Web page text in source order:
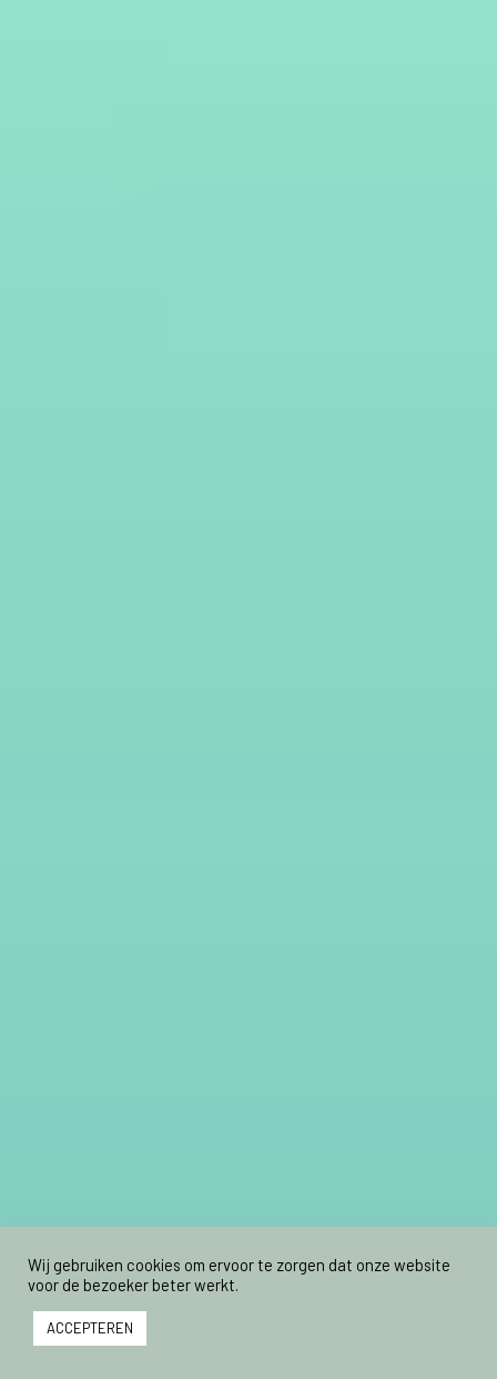
Wij gebruiken cookies om ervoor te zorgen dat onze website
voor de bezoeker beter werkt.
ACCEPTEREN